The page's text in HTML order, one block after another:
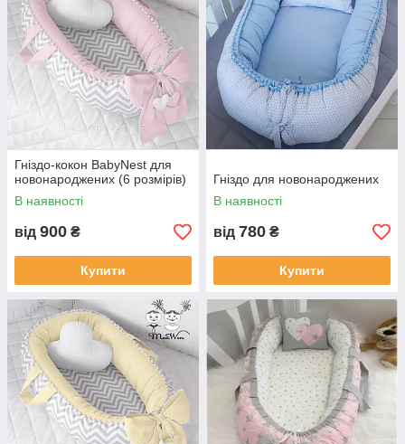
Гніздо-кокон BabyNest для
новонароджених (6 розмірів)
В наявності
від 900 ₴
Купити
Гніздо для новонароджених
В наявності
від 780 ₴
Купити